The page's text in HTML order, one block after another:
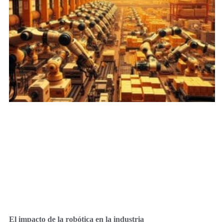
El impacto de la robótica en la industria